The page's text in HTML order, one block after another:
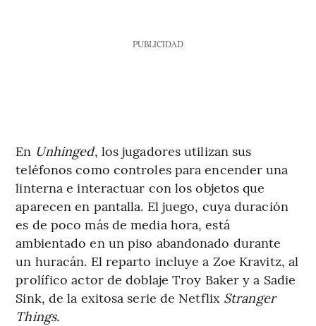
PUBLICIDAD
En Unhinged, los jugadores utilizan sus
teléfonos como controles para encender una
linterna e interactuar con los objetos que
aparecen en pantalla. El juego, cuya duración
es de poco más de media hora, está
ambientado en un piso abandonado durante
un huracán. El reparto incluye a Zoe Kravitz, al
prolífico actor de doblaje Troy Baker y a Sadie
Sink, de la exitosa serie de Netflix Stranger
Things.